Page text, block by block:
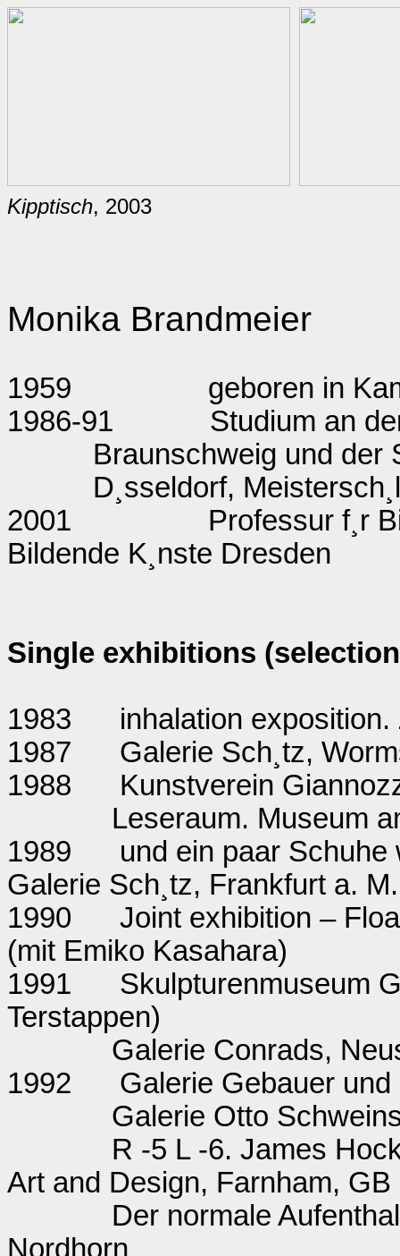
Kipptisch, 2003
Monika Brandmeier
1959
geboren in
1986-91
Studium an
Braunschweig und der
D¸sseldorf,
2001
Professur f¸r
Bildende K¸nste Dresden
Single exhibitions
1983
inhalation
1987
Galerie Sch¸tz,
1988
Kunstverein
Leseraum. Museum
1989
und ein paar Schuhe
Galerie Sch¸tz, Frankfurt a. M.
1990
Joint exhibition –
(mit Emiko Kasahara)
1991
Skulpturenmuseum
Terstappen)
Galerie Conrads,
1992
Galerie Gebauer und
Galerie Otto
R -5 L -6. James
Art and Design, Farnham, GB
Der normale
Nordhorn